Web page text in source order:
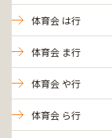
体育会 は行
体育会 ま行
体育会 や行
体育会 ら行